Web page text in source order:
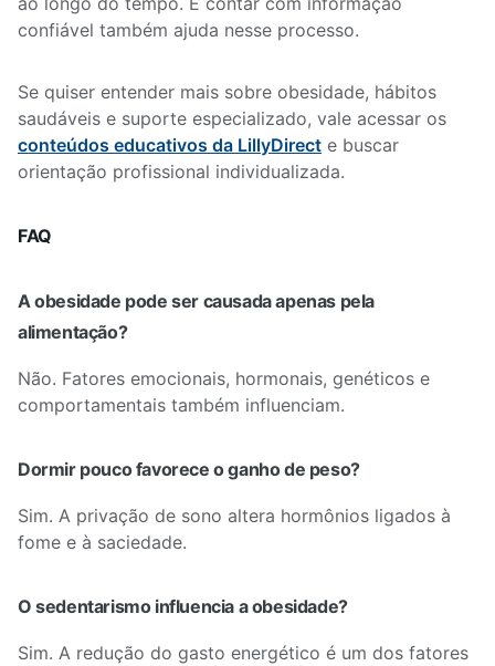
confiável também ajuda nesse processo.
Se quiser entender mais sobre obesidade, hábitos
saudáveis e suporte especializado, vale acessar os
conteúdos educativos da LillyDirect e buscar
orientação profissional individualizada.
FAQ
A obesidade pode ser causada apenas pela
alimentação?
Não. Fatores emocionais, hormonais, genéticos e
comportamentais também influenciam.
Dormir pouco favorece o ganho de peso?
Sim. A privação de sono altera hormônios ligados à
fome e à saciedade.
O sedentarismo influencia a obesidade?
Sim. A redução do gasto energético é um dos fatores